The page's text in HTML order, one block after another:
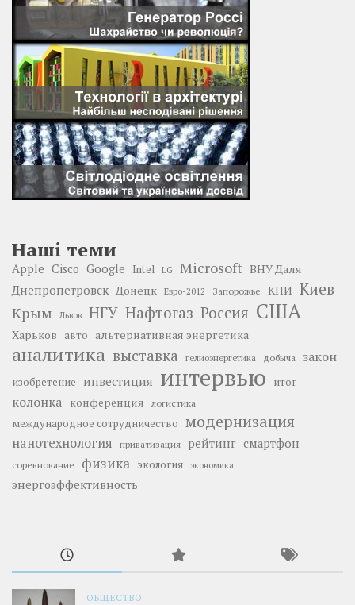
Наші теми
Apple Cisco Google Intel LG Microsoft ВНУ Даля
Днепропетровск Донецк Евро-2012 Запорожье КПИ Киев
Крым Львов НГУ Нафтогаз Россия США
Харьков авто альтернативная энергетика
аналитика выставка гелиоэнергетика добыча закон
изобретение инвестиция интервью итог
колонка конференция логистика
международное сотрудничество модернизация
нанотехнология приватизация рейтинг смартфон
соревнование физика экология экономика
энергоэффективность
ОБЩЕСТВО